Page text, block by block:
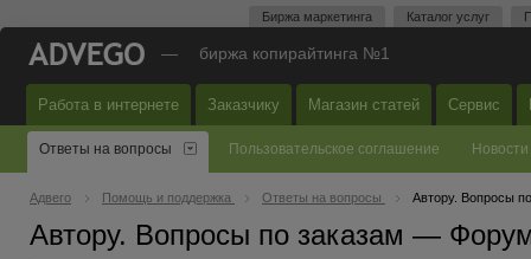
Биржа маркетинга Каталог услуг
— биржа копирайтинга №1
Работа в интернете Заказчику Магазин статей Сервис
Ответы на вопросы Пользовательское соглашение Новости
Адвего Помощь и поддержка Ответы на вопросы Автору. Вопросы
Автору. Вопросы по заказам —